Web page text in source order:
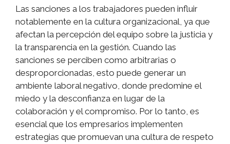
Las sanciones a los trabajadores pueden influir
notablemente en la cultura organizacional, ya que
afectan la percepción del equipo sobre la justicia y
la transparencia en la gestión. Cuando las
sanciones se perciben como arbitrarias o
desproporcionadas, esto puede generar un
ambiente laboral negativo, donde predomine el
miedo y la desconfianza en lugar de la
colaboración y el compromiso. Por lo tanto, es
esencial que los empresarios implementen
estrategias que promuevan una cultura de respeto